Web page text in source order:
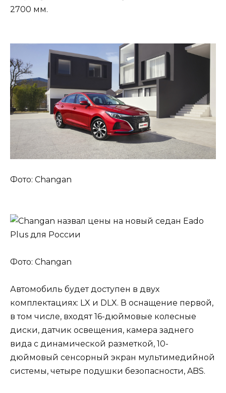
2700 мм.
Фото: Changan
Фото: Changan
Автомобиль будет доступен в двух
комплектациях: LX и DLX. В оснащение первой,
в том числе, входят 16-дюймовые колесные
диски, датчик освещения, камера заднего
вида с динамической разметкой, 10-
дюймовый сенсорный экран мультимедийной
системы, четыре подушки безопасности, ABS.